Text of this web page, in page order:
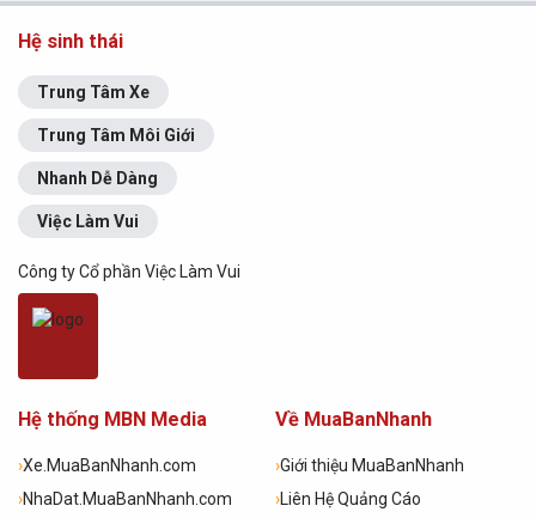
Hệ sinh thái
Trung Tâm Xe
Trung Tâm Môi Giới
Nhanh Dễ Dàng
Việc Làm Vui
Công ty Cổ phần Việc Làm Vui
Hệ thống MBN Media
›Xe.MuaBanNhanh.com
›NhaDat.MuaBanNhanh.com
Về MuaBanNhanh
›Giới thiệu MuaBanNhanh
›Liên Hệ Quảng Cáo